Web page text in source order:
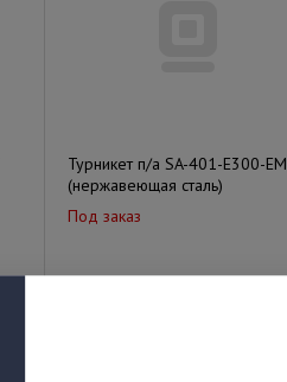
Турникет п/а SA-401-Е300-EM
(нержавеющая сталь)
Под заказ